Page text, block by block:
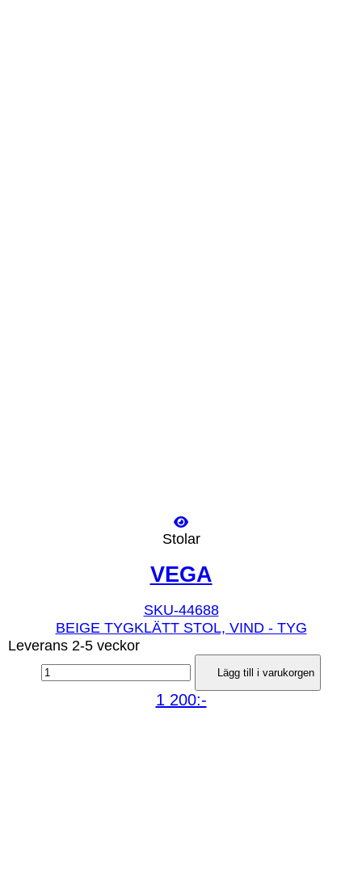
Stolar
VEGA
SKU-44688
BEIGE TYGKLÄTT STOL, VIND - TYG
Leverans 2-5 veckor
Lägg till i varukorgen
1 200:-